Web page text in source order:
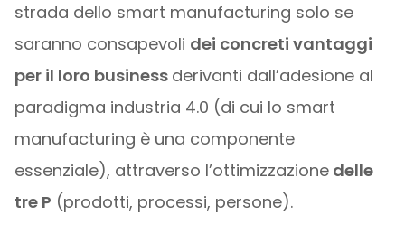
strada dello smart manufacturing solo se
saranno consapevoli dei concreti vantaggi
per il loro business derivanti dall’adesione al
paradigma industria 4.0 (di cui lo smart
manufacturing è una componente
essenziale), attraverso l’ottimizzazionedelle
tre P (prodotti, processi, persone).